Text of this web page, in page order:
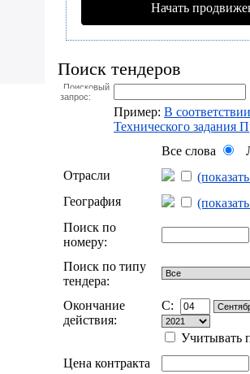
Начать
Поиск тендеров
Поисковый
запрос:
Пример: В
Технического задания
Все слова
Отрасли
География
Поиск по
номеру:
Поиск по типу
тендера:
Окончание
действия:
C:
Учитывать
Цена контракта